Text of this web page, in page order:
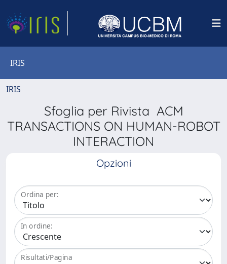
IRIS
IRIS
Sfoglia per Rivista ACM
TRANSACTIONS ON HUMAN-ROBOT
INTERACTION
Opzioni
Ordina per:
In ordine:
Risultati/Pagina